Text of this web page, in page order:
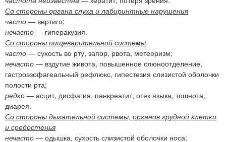
Со стороны органа слуха и лабиринтные нарушения
часто — вертиго;
нечасто — гиперакузия.
Со стороны пищеварительной системы
часто — сухость во рту, запор, рвота, метеоризм;
нечасто — вздутие живота, повышенное слюноотделение,
гастроэзофагеальный рефлюкс, гипестезия слизистой оболочки
полости рта;
редко — асцит, дисфагия, панкреатит, отек языка, тошнота,
диарея.
Со стороны дыхательной системы, органов грудной клетки
и средостенья
нечасто — одышка, сухость слизистой оболочки носа;